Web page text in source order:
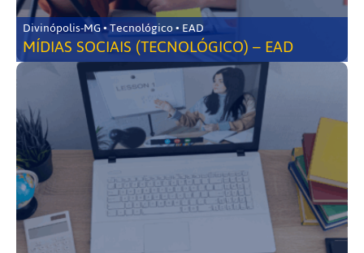
Divinópolis-MG • Tecnológico • EAD
MÍDIAS SOCIAIS (TECNOLÓGICO) – EAD